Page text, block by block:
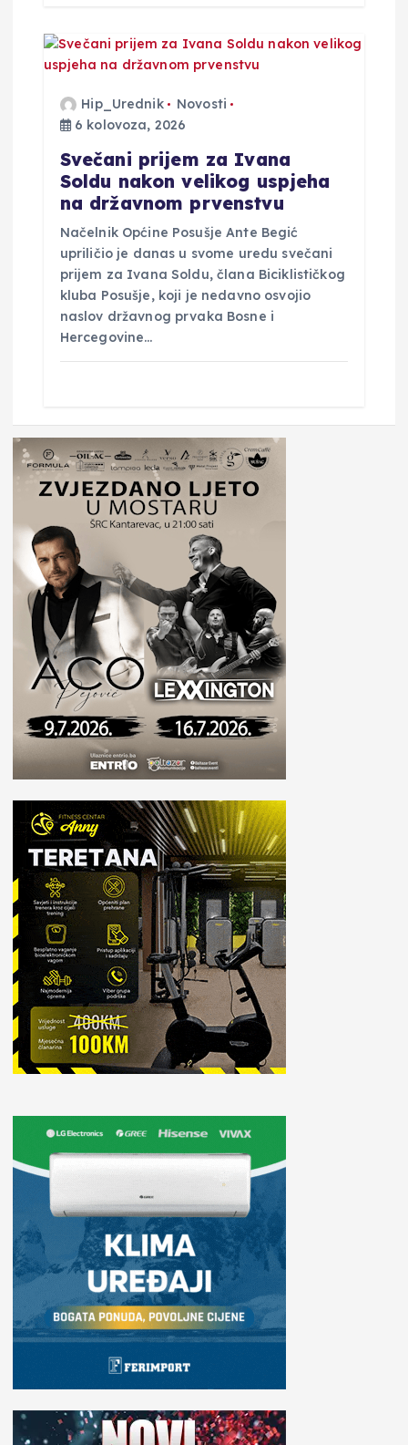
Hip_Urednik
Novosti
6 kolovoza, 2026
Svečani prijem za Ivana
Soldu nakon velikog uspjeha
na državnom prvenstvu
Načelnik Općine Posušje Ante Begić
upriličio je danas u svome uredu svečani
prijem za Ivana Soldu, člana Biciklističkog
kluba Posušje, koji je nedavno osvojio
naslov državnog prvaka Bosne i
Hercegovine…